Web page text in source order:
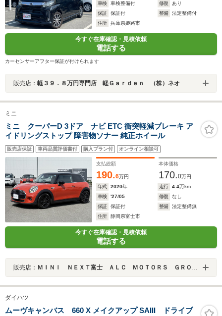
車検
車検整備付 修復
あり
保証
保証付 整備
法定整備付
住所
兵庫県姫路市
今すぐ在庫確認・見積依頼
電話する
カーセンサーアフター保証が付けられます
販売店： 軽３９．８万円専門店 軽Ｇａｒｄｅｎ （株）ネオ
ミニ
ミニ クーパーD 3ドア ナビ ETC 衝突軽減ブレーキ ア
イドリングストップ 障害物ソナー 純正ホイール
販売店保証 車両品質評価書付 購入プラン付 オンライン相談可
支払総額
190.6万円
本体価格
170.0万円
年式
2020年 走行 4.4万km
車検
'27/05 修復
なし
保証
保証付 整備
法定整備無
住所
静岡県富士市
今すぐ在庫確認・見積依頼
電話する
販売店： ＭＩＮＩ ＮＥＸＴ富士 ＡＬＣ ＭＯＴＯＲＳ ＧＲＯＵＰ
ダイハツ
ムーヴキャンバス 660 X メイクアップ SAIII ドライブ